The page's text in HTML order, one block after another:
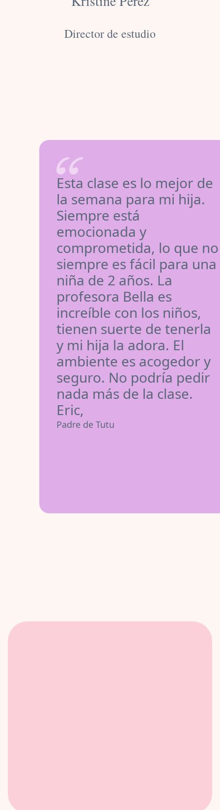
Director de estudio
Esta clase es lo mejor de
la semana para mi hija.
Siempre está
emocionada y
comprometida, lo que no
siempre es fácil para una
niña de 2 años. La
profesora Bella es
increíble con los niños,
tienen suerte de tenerla
y mi hija la adora. El
ambiente es acogedor y
seguro. No podría pedir
nada más de la clase.
Eric,
Padre de Tutu